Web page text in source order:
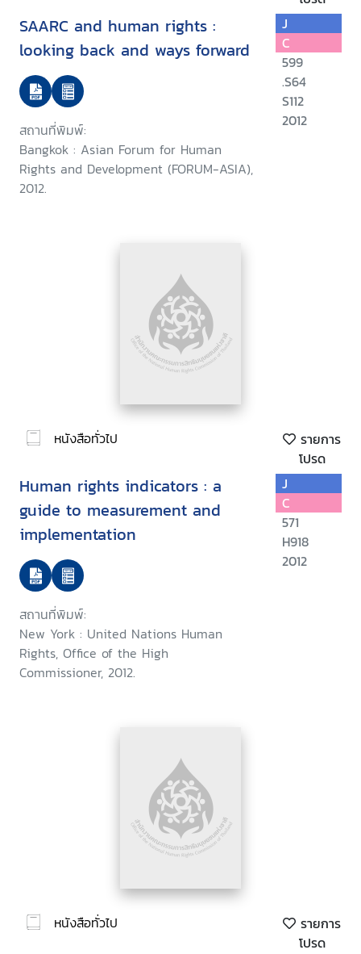
SAARC and human rights :
looking back and ways forward
สถานที่พิมพ์:
Bangkok : Asian Forum for Human
Rights and Development (FORUM-ASIA),
2012.
J
C
599
.S64
S112
2012
หนังสือทั่วไป
รายการ
โปรด
Human rights indicators : a
guide to measurement and
implementation
สถานที่พิมพ์:
New York : United Nations Human
Rights, Office of the High
Commissioner, 2012.
J
C
571
H918
2012
หนังสือทั่วไป
รายการ
โปรด